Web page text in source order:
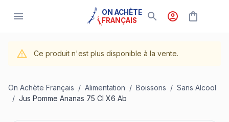
ON ACHÈTE
FRANÇAIS
Ce produit n'est plus disponible à la vente.
On Achète Français / Alimentation / Boissons / Sans Alcool
/ Jus Pomme Ananas 75 Cl X6 Ab